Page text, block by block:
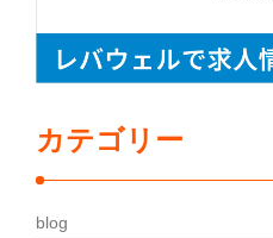
カテゴリー
blog